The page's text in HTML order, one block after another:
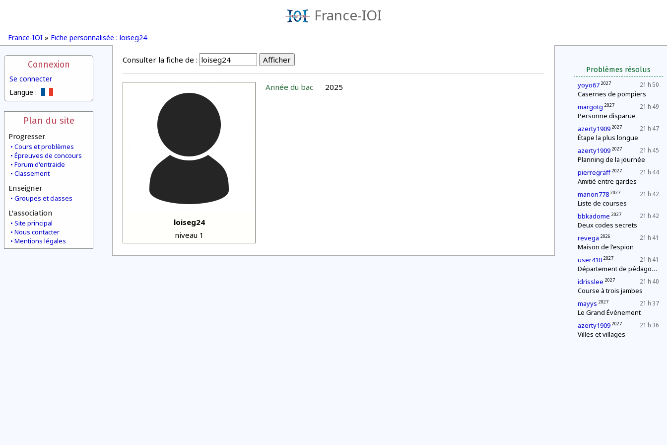
France-IOI
France-IOI » Fiche personnalisée : loiseg24
Connexion
Se connecter
Langue :
Plan du site
Progresser
Cours et problèmes
Épreuves de concours
Forum d'entraide
Classement
Enseigner
Groupes et classes
L'association
Site principal
Nous contacter
Mentions légales
Problèmes résolus
21 h 50
yoyo67 2027
Casernes de pompiers
21 h 49
margotg 2027
Personne disparue
21 h 47
azerty1909 2027
Étape la plus longue
21 h 45
azerty1909 2027
Planning de la journée
21 h 44
pierregraff 2027
Amitié entre gardes
21 h 42
manon778 2027
Liste de courses
21 h 42
bbkadome 2027
Deux codes secrets
21 h 41
revega 2026
Maison de l'espion
21 h 41
user410 2027
Département de pédagogie : le « c'est plus, c'est moins »
21 h 40
idrisslee 2027
Course à trois jambes
21 h 37
mayys 2027
Le Grand Événement
21 h 36
azerty1909 2027
Villes et villages
Consulter la fiche de :
loiseg24
niveau 1
Année du bac 2025